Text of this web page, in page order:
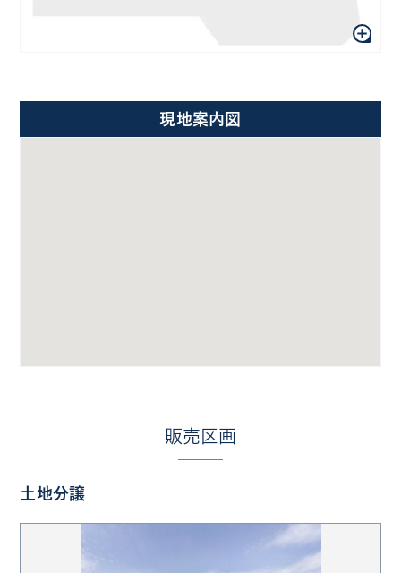
現地案内図
販売区画
土地分譲